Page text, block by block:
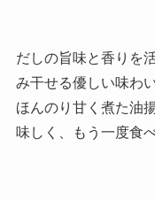
だしの旨味と香りを
み干せる優しい味わい
ほんのり甘く煮た油
味しく、もう一度食